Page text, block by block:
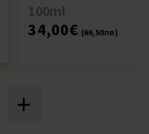
+
100ml
34,00€ (66,50лв)